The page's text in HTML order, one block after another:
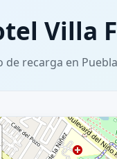
Villa
de recarga en